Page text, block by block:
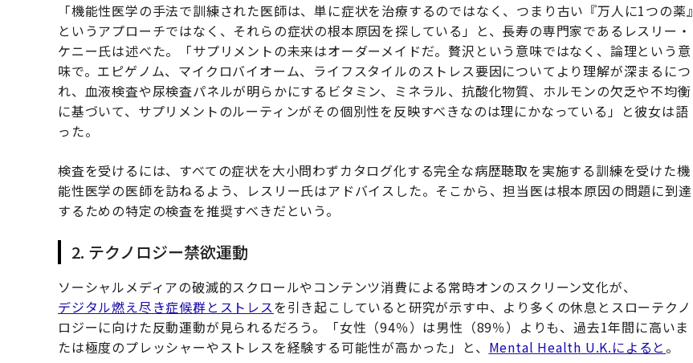
「機能性医学の手法で訓練された医師は、単に症状を治療するのではなく、つまり古い『万人に1つの薬』
というアプローチではなく、それらの症状の根本原因を探している」と、長寿の専門家であるレスリー・
ケニー氏は述べた。「サプリメントの未来はオーダーメイドだ。贅沢という意味ではなく、論理という意
味で。エピゲノム、マイクロバイオーム、ライフスタイルのストレス要因についてより理解が深まるにつ
れ、血液検査や尿検査パネルが明らかにするビタミン、ミネラル、抗酸化物質、ホルモンの欠乏や不均衡
に基づいて、サプリメントのルーティンがその個別性を反映すべきなのは理にかなっている」と彼女は語
った。
検査を受けるには、すべての症状を大小問わずカタログ化する完全な病歴聴取を実施する訓練を受けた機
能性医学の医師を訪ねるよう、レスリー氏はアドバイスした。そこから、担当医は根本原因の問題に到達
するための特定の検査を推奨すべきだという。
2. テクノロジー禁欲運動
ソーシャルメディアの破滅的スクロールやコンテンツ消費による常時オンのスクリーン文化が、
デジタル燃え尽き症候群とストレスを引き起こしていると研究が示す中、より多くの休息とスローテクノ
ロジーに向けた反動運動が見られるだろう。「女性（94％）は男性（89％）よりも、過去1年間に高いま
たは極度のプレッシャーやストレスを経験する可能性が高かった」と、 Mental Health U.K.によると 。